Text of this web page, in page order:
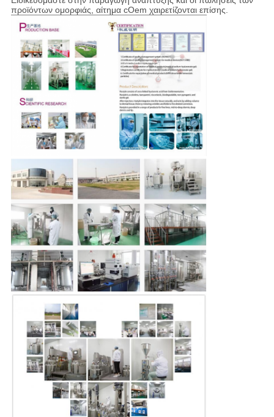
προϊόντων ομορφιάς, αίτημα cOem χαιρετίζονται επίσης.